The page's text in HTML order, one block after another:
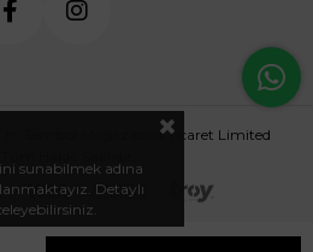
Sembol Mağazacılık Ticaret Limited
sunabilmek adına
Detaylı